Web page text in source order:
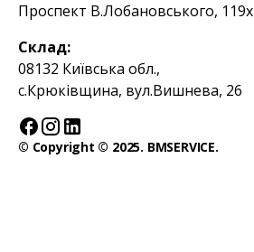
Проспект В.Лобановського, 119х
Склад:
08132 Київська обл.,
с.Крюківщина, вул.Вишнева, 26
© Copyright © 2025. BMSERVICE.